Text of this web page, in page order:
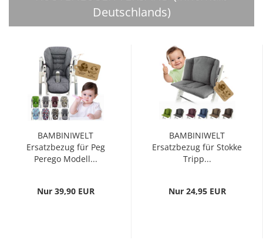
Deutschlands)
BAMBINIWELT
Ersatzbezug für Peg
Perego Modell...
Nur 39,90 EUR
BAMBINIWELT
Ersatzbezug für Stokke
Tripp...
Nur 24,95 EUR